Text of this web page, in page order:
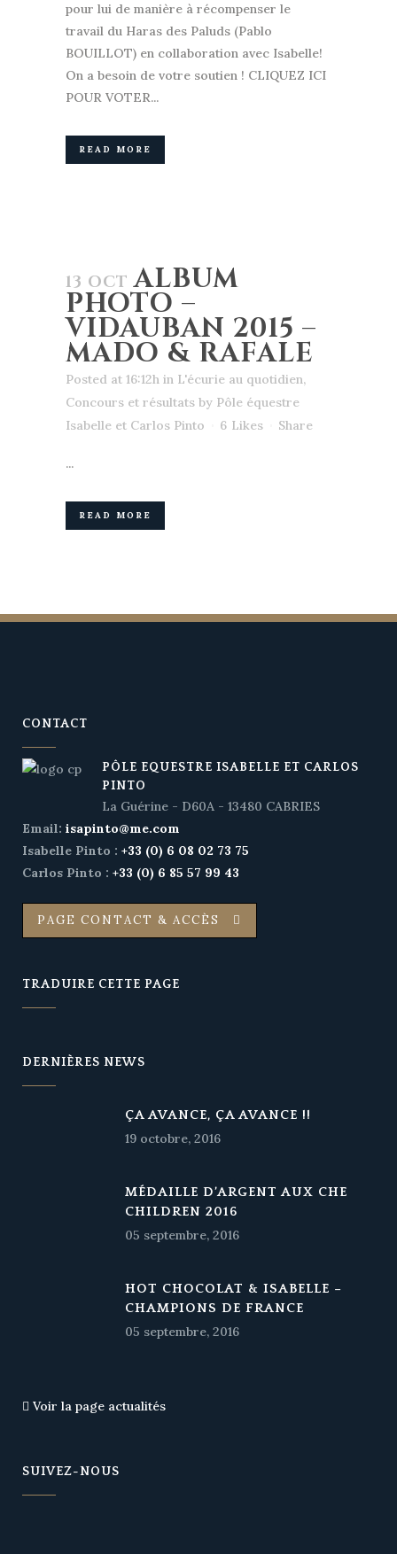
pour lui de manière à récompenser le
travail du Haras des Paluds (Pablo
BOUILLOT) en collaboration avec Isabelle!
On a besoin de votre soutien ! CLIQUEZ ICI
POUR VOTER...
READ MORE
13 OCT ALBUM
PHOTO –
VIDAUBAN 2015 –
MADO & RAFALE
Posted at 16:12h in L'écurie au quotidien,
Concours et résultats by Pôle équestre
Isabelle et Carlos Pinto
6 Likes Share
...
READ MORE
CONTACT
PÔLE EQUESTRE ISABELLE ET CARLOS
PINTO
La Guérine - D60A - 13480 CABRIES
Email: isapinto@me.com
Isabelle Pinto : +33 (0) 6 08 02 73 75
Carlos Pinto : +33 (0) 6 85 57 99 43
PAGE CONTACT & ACCÈS
TRADUIRE CETTE PAGE
DERNIÈRES NEWS
ÇA AVANCE, ÇA AVANCE !!
19 octobre, 2016
MÉDAILLE D’ARGENT AUX CHE
CHILDREN 2016
05 septembre, 2016
HOT CHOCOLAT & ISABELLE –
CHAMPIONS DE FRANCE
05 septembre, 2016
Voir la page actualités
SUIVEZ-NOUS